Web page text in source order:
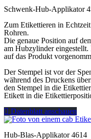
Schwenk-Hub-Applikator
Zum Etikettieren in
Rohren.
Die genaue Position auf
am Hubzylinder
auf das Produkt
Der Stempel ist vor der
während des Druckens
den Stempel in die
Etikett in die
Datenblatt anschauen
Hub-Blas-Applikator 4614